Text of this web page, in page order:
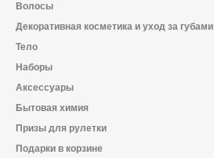
Волосы
Декоративная косметика и уход за губами
Тело
Наборы
Аксессуары
Бытовая химия
Призы для рулетки
Подарки в корзине